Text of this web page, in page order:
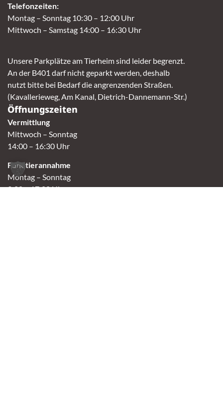
Telefonzeiten:
Montag – Sonntag 10:30 – 12:00 Uhr
Mittwoch – Samstag 14:00 – 16:30 Uhr
Unsere Parkplätze am Tierheim sind leider begrenzt.
An der B401 darf nicht geparkt werden, deshalb
nutzt bitte bei Bedarf die angrenzenden Straßen.
(Kavallerieweg, Am Kanal, Dietrich-Dannemann-Str.)
Öffnungszeiten
Vermittlung
Mittwoch – Sonntag
14:00 – 16:30 Uhr
Fundtierannahme
Montag – Sonntag
9:00 – 17:00 Uhr